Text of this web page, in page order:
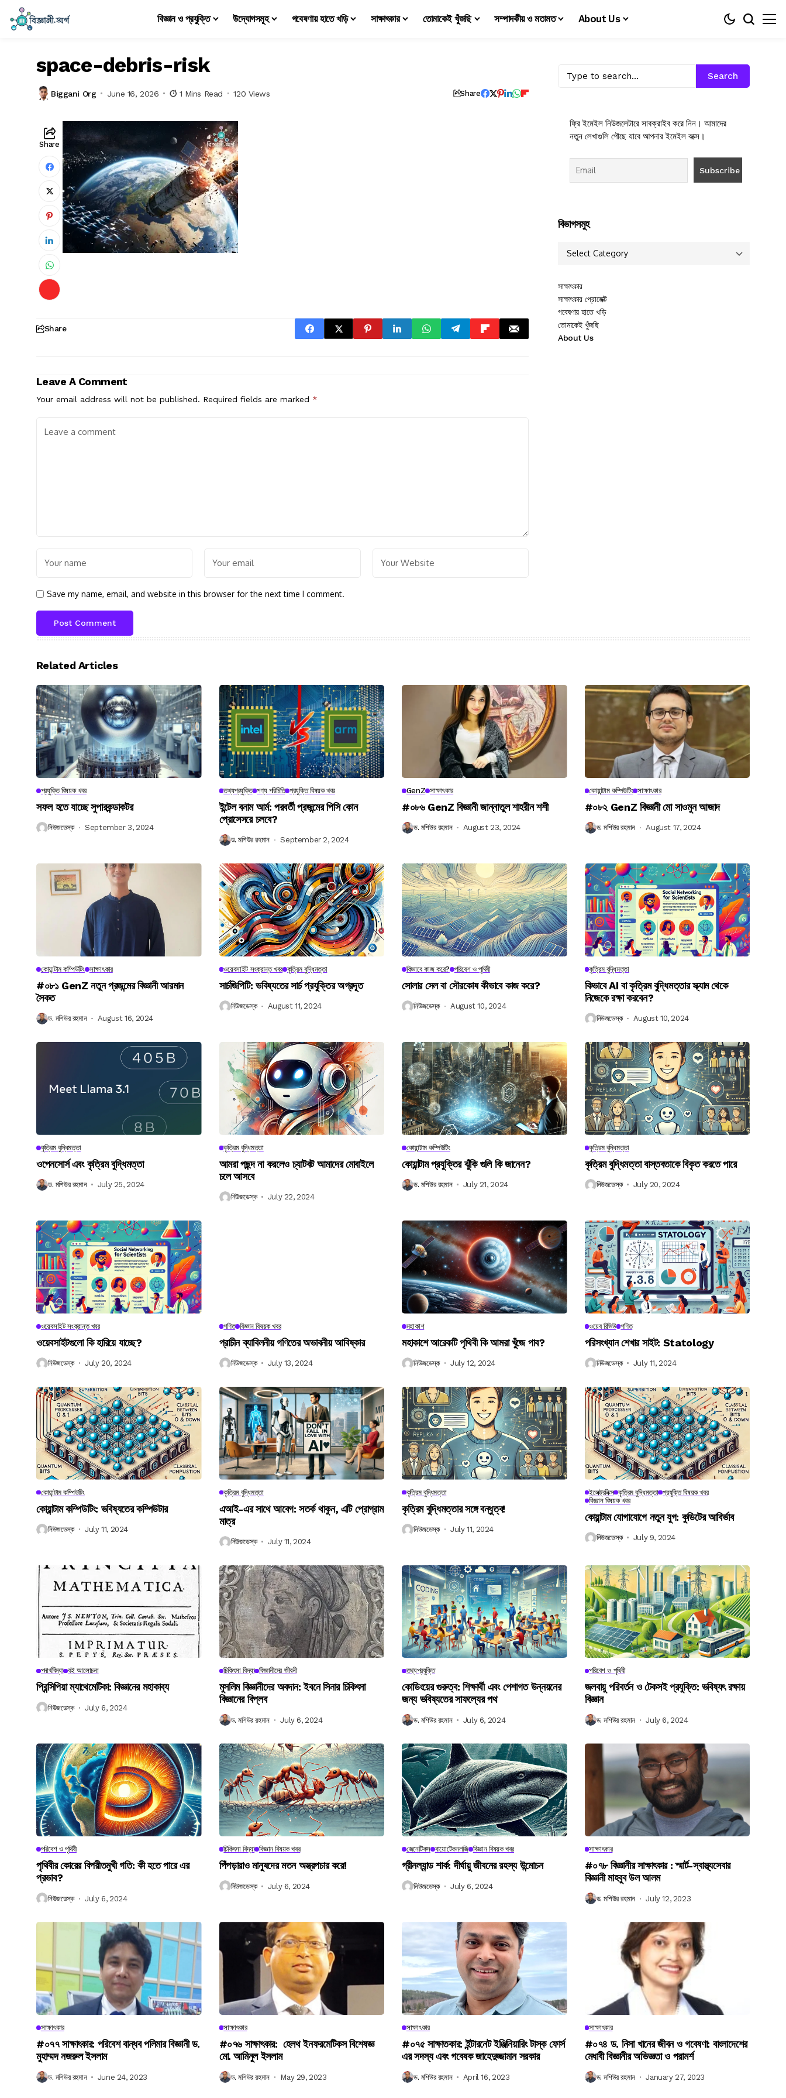
বিজ্ঞান ও প্রযুক্তি উদ্যোগসমূহ গবেষণায় হাতে খড়ি সাক্ষাৎকার তোমাকেই খুঁজছি সম্পাদকীয় ও মতামত About Us
space-debris-risk
Biggani Org June 16, 2026 1 Mins Read 120 Views Share
Share
Share
Leave A Comment
Your email address will not be published. Required fields are marked *
Save my name, email, and website in this browser for the next time I comment.
Search
ফ্রি ইমেইল নিউজলেটারে সাবক্রাইব করে নিন। আমাদের
নতুন লেখাগুলি পৌছে যাবে আপনার ইমেইল বক্সে।
বিভাগসমুহ
সাক্ষাৎকার
সাক্ষাৎকার প্রোজেক্ট
গবেষণায় হাতে খড়ি
তোমাকেই খুঁজছি
About Us
Related Articles
প্রযুক্তি বিষয়ক খবর
সফল হতে যাচ্ছে সুপারকন্ডাকটর
নিউজডেস্ক September 3, 2024
তথ্যপ্রযুক্তি পণ্য পরিচিতি প্রযুক্তি বিষয়ক খবর
ইন্টেল বনাম আর্ম: পরবর্তী প্রজন্মের পিসি কোন
প্রোসেসরে চলবে?
ড. মশিউর রহমান September 2, 2024
GenZ সাক্ষাৎকার
#০৮৬ GenZ বিজ্ঞানী জান্নাতুল শাহরীন শশী
ড. মশিউর রহমান August 23, 2024
কোয়ান্টাম কম্পিউটিং সাক্ষাৎকার
#০৮২ GenZ বিজ্ঞানী মো সাওমুন আজাদ
ড. মশিউর রহমান August 17, 2024
কোয়ান্টাম কম্পিউটিং সাক্ষাৎকার
#০৮১ GenZ নতুন প্রজন্মের বিজ্ঞানী আরমান
সৈকত
ড. মশিউর রহমান August 16, 2024
ওয়েবসাইট সংক্রান্ত খবর কৃত্রিম বুদ্ধিমত্তা
সার্চজিপিটি: ভবিষ্যতের সার্চ প্রযুক্তির অগ্রদূত
নিউজডেস্ক August 11, 2024
কিভাবে কাজ করে? পরিবেশ ও পৃথিবী
সোলার সেল বা সৌরকোষ কীভাবে কাজ করে?
নিউজডেস্ক August 10, 2024
কৃত্রিম বুদ্ধিমত্তা
কিভাবে AI বা কৃত্রিম বুদ্ধিমত্তার স্ক্যাম থেকে
নিজেকে রক্ষা করবেন?
নিউজডেস্ক August 10, 2024
কৃত্রিম বুদ্ধিমত্তা
ওপেনসোর্স এবং কৃত্রিম বুদ্ধিমত্তা
ড. মশিউর রহমান July 25, 2024
কৃত্রিম বুদ্ধিমত্তা
আমরা পছন্দ না করলেও চ্যাটবট আমাদের মোবাইলে
চলে আসবে
নিউজডেস্ক July 22, 2024
কোয়ান্টাম কম্পিউটিং
কোয়ান্টাম প্রযুক্তির ঝুঁকি গুলি কি জানেন?
ড. মশিউর রহমান July 21, 2024
কৃত্রিম বুদ্ধিমত্তা
কৃত্রিম বুদ্ধিমত্তা বাস্তবতাকে বিকৃত করতে পারে
নিউজডেস্ক July 20, 2024
ওয়েবসাইট সংক্রান্ত খবর
ওয়েবসাইটগুলো কি হারিয়ে যাচ্ছে?
নিউজডেস্ক July 20, 2024
গণিত বিজ্ঞান বিষয়ক খবর
প্রাচীন ব্যাবিলনীয় গণিতের অভাবনীয় আবিষ্কার
নিউজডেস্ক July 13, 2024
মহাকাশ
মহাকাশে আরেকটি পৃথিবী কি আমরা খুঁজে পাব?
নিউজডেস্ক July 12, 2024
ওয়েব রিভিউ গণিত
পরিসংখ্যান শেখার সাইট: Statology
নিউজডেস্ক July 11, 2024
কোয়ান্টাম কম্পিউটিং
কোয়ান্টাম কম্পিউটিং: ভবিষ্যতের কম্পিউটার
নিউজডেস্ক July 11, 2024
কৃত্রিম বুদ্ধিমত্তা
এআই-এর সাথে আবেগ: সতর্ক থাকুন, এটি প্রোগ্রাম
মাত্র
নিউজডেস্ক July 11, 2024
কৃত্রিম বুদ্ধিমত্তা
কৃত্রিম বুদ্ধিমত্তার সঙ্গে বন্ধুত্ব!
নিউজডেস্ক July 11, 2024
ইলেক্ট্রনিক্স কৃত্রিম বুদ্ধিমত্তা প্রযুক্তি বিষয়ক খবর
বিজ্ঞান বিষয়ক খবর
কোয়ান্টাম যোগাযোগে নতুন যুগ: কুডিটের আবির্ভাব
নিউজডেস্ক July 9, 2024
পদার্থবিদ্যা বই আলোচনা
প্রিন্সিপিয়া ম্যাথেমেটিকা: বিজ্ঞানের মহাকাব্য
নিউজডেস্ক July 6, 2024
চিকিৎসা বিদ্যা বিজ্ঞানীদের জীবনী
মুসলিম বিজ্ঞানীদের অবদান: ইবনে সিনার চিকিৎসা
বিজ্ঞানের বিপ্লব
ড. মশিউর রহমান July 6, 2024
তথ্যপ্রযুক্তি
কোডিংয়ের গুরুত্ব: শিক্ষার্থী এবং পেশাগত উন্নয়নের
জন্য ভবিষ্যতের সাফল্যের পথ
ড. মশিউর রহমান July 6, 2024
পরিবেশ ও পৃথিবী
জলবায়ু পরিবর্তন ও টেকসই প্রযুক্তি: ভবিষ্যৎ রক্ষায়
বিজ্ঞান
ড. মশিউর রহমান July 6, 2024
পরিবেশ ও পৃথিবী
পৃথিবীর কোরের বিপরীতমুখী গতি: কী হতে পারে এর
প্রভাব?
নিউজডেস্ক July 6, 2024
চিকিৎসা বিদ্যা বিজ্ঞান বিষয়ক খবর
পিঁপড়ারাও মানুষদের মতন অস্ত্রপচার করে!
নিউজডেস্ক July 6, 2024
জেনেটিকস বায়োটেকনলজি বিজ্ঞান বিষয়ক খবর
গ্রীনল্যান্ড শার্ক: দীর্ঘায়ু জীবনের রহস্য উন্মোচন
নিউজডেস্ক July 6, 2024
সাক্ষাৎকার
#০৭৮ বিজ্ঞানীর সাক্ষাৎকার : স্মার্ট-স্বাস্থ্যসেবার
বিজ্ঞানী মাহবুব উল আলম
ড. মশিউর রহমান July 12, 2023
সাক্ষাৎকার
#০৭৭ সাক্ষাৎকার: পরিবেশ বান্ধব পলিমার বিজ্ঞানী ড.
মুহাম্মদ নজরুল ইসলাম
ড. মশিউর রহমান June 24, 2023
সাক্ষাৎকার
#০৭৬ সাক্ষাৎকার: হেলথ ইনফরমেটিকস বিশেষজ্ঞ
মো. আমিনুল ইসলাম
ড. মশিউর রহমান May 29, 2023
সাক্ষাৎকার
#০৭৫ সাক্ষাতকার: ইন্টারনেট ইঞ্জিনিয়ারিং টাস্ক ফোর্স
এর সদস্য এবং গবেষক জাহেদুজ্জামান সরকার
ড. মশিউর রহমান April 16, 2023
সাক্ষাৎকার
#০৭৪ ড. নিসা খানের জীবন ও গবেষণা: বাংলাদেশের
মেধাবী বিজ্ঞানীর অভিজ্ঞতা ও পরামর্শ
ড. মশিউর রহমান January 27, 2023